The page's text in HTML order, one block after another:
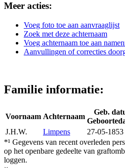
Meer acties:
Voeg foto toe aan aanvraaglijst
Zoek met deze achternaam
Voeg achternaam toe aan
Aanvullingen of correcties
Familie informatie:
Voornaam Achternaam
Geb.
J.H.W.
Limpens 27-05-1853
*¹ Gegevens van recent overleden
op het openbare gedeelte van
loggen.